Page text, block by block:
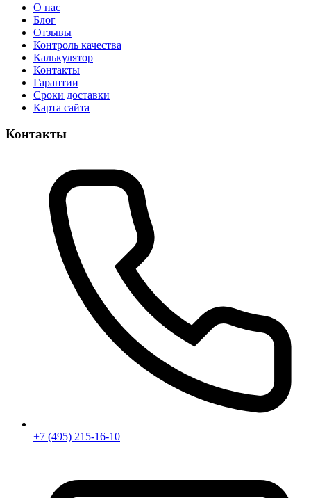
О нас
Блог
Отзывы
Контроль качества
Калькулятор
Контакты
Гарантии
Сроки доставки
Карта сайта
Контакты
+7 (495) 215-16-10